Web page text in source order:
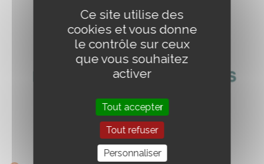
Ce site utilise des
cookies et vous donne
le contrôle sur ceux
que vous souhaitez
activer
Tout accepter
Tout refuser
Personnaliser